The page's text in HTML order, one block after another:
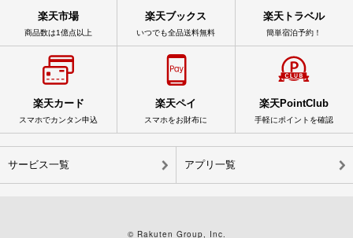
楽天市場
商品数は1億点以上
楽天ブックス
いつでも全品送料無料
楽天トラベル
簡単宿泊予約！
楽天カード
スマホでカンタン申込
楽天ペイ
スマホをお財布に
楽天PointClub
手軽にポイントを確認
サービス一覧 アプリ一覧
© Rakuten Group, Inc.